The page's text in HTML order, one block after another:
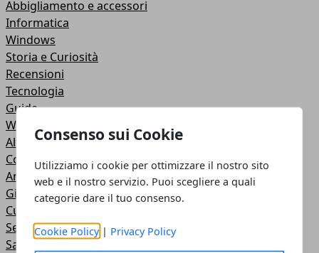
Consenso sui Cookie
Utilizziamo i cookie per ottimizzare il nostro sito
web e il nostro servizio. Puoi scegliere a quali
categorie dare il tuo consenso.
Cookie Policy | Privacy Policy
Abbigliamento e accessori
Informatica
Windows
Storia e Curiosità
Recensioni
Tecnologia
Guide
Web
Altro
Comunicazione
Animali
Giochi
Cucina
Servizi online
Salute e Bellezza